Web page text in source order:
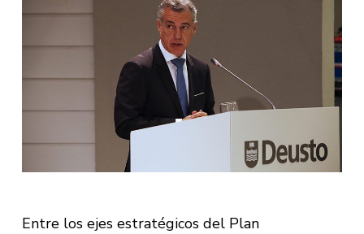
Entre los ejes estratégicos del Plan